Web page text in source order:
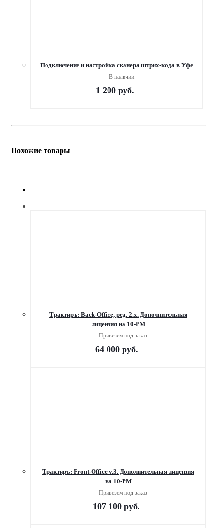
Подключение и настройка сканера штрих-кода в Уфе
В наличии
1 200 руб.
Похожие товары
Трактиръ: Back-Office, ред. 2.х. Дополнительная
лицензия на 10-РМ
Привезем под заказ
64 000руб.
Трактиръ: Front-Office v.3. Дополнительная лицензия
на 10-РМ
Привезем под заказ
107 100 руб.